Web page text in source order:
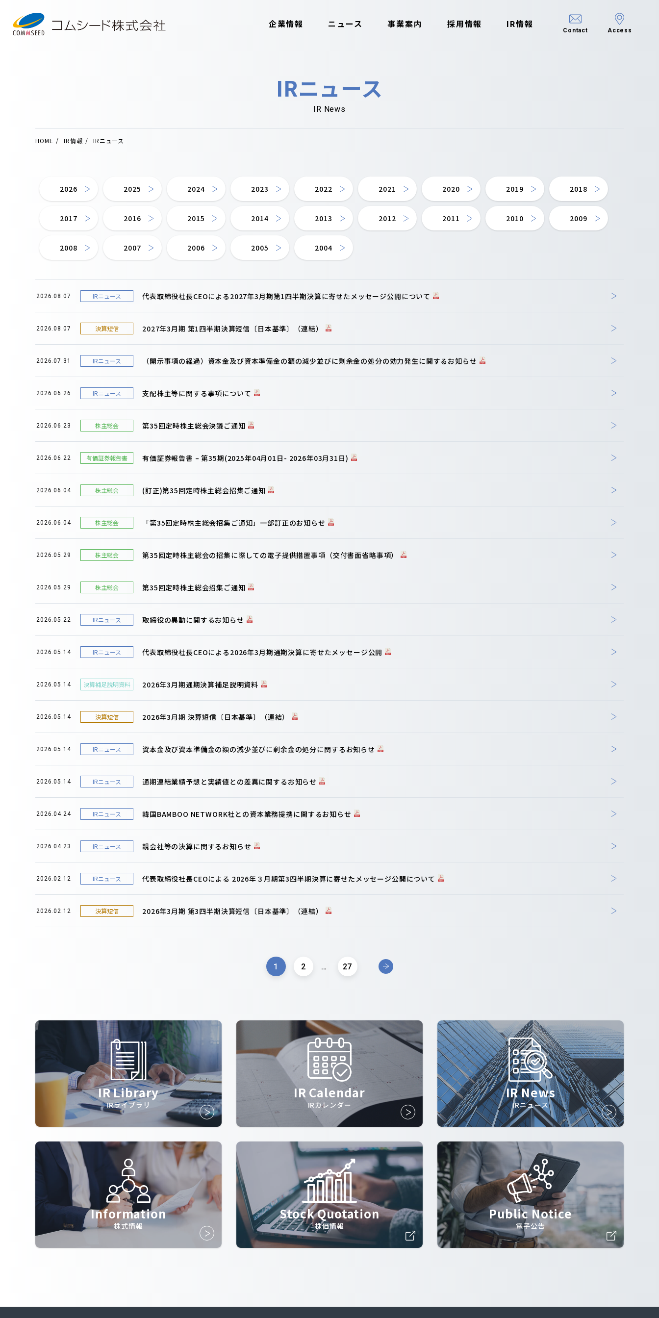
企業情報 ニュース 事業案内 採用情報 IR情報
Contact Access
IRニュース
IR News
HOME IR情報 IRニュース
2026 2025 2024 2023 2022 2021 2020 2019 2018
2017 2016 2015 2014 2013 2012 2011 2010 2009
2008 2007 2006 2005 2004
2026.08.07 IRニュース 代表取締役社長CEOによる2027年3月期第1四半期決算に寄せたメッセージ公開について
2026.08.07 決算短信 2027年3月期 第1四半期決算短信〔日本基準〕（連結）
2026.07.31 IRニュース （開示事項の経過）資本金及び資本準備金の額の減少並びに剰余金の処分の効力発生に関するお知らせ
2026.06.26 IRニュース 支配株主等に関する事項について
2026.06.23 株主総会 第35回定時株主総会決議ご通知
2026.06.22 有価証券報告書 有価証券報告書 – 第35期(2025年04月01日- 2026年03月31日)
2026.06.04 株主総会 (訂正)第35回定時株主総会招集ご通知
2026.06.04 株主総会 「第35回定時株主総会招集ご通知」一部訂正のお知らせ
2026.05.29 株主総会 第35回定時株主総会の招集に際しての電子提供措置事項（交付書面省略事項）
2026.05.29 株主総会 第35回定時株主総会招集ご通知
2026.05.22 IRニュース 取締役の異動に関するお知らせ
2026.05.14 IRニュース 代表取締役社長CEOによる2026年3月期通期決算に寄せたメッセージ公開
2026.05.14 決算補足説明資料 2026年3月期通期決算補足説明資料
2026.05.14 決算短信 2026年3月期 決算短信〔日本基準〕（連結）
2026.05.14 IRニュース 資本金及び資本準備金の額の減少並びに剰余金の処分に関するお知らせ
2026.05.14 IRニュース 通期連結業績予想と実績値との差異に関するお知らせ
2026.04.24 IRニュース 韓国BAMBOO NETWORK社との資本業務提携に関するお知らせ
2026.04.23 IRニュース 親会社等の決算に関するお知らせ
2026.02.12 IRニュース 代表取締役社長CEOによる 2026年３月期第3四半期決算に寄せたメッセージ公開について
2026.02.12 決算短信 2026年3月期 第3四半期決算短信〔日本基準〕（連結）
1 2 … 27
IR Library
IRライブラリ
IR Calendar
IRカレンダー
IR News
IRニュース
Information
株式情報
Stock Quotation
株価情報
Public Notice
電子公告